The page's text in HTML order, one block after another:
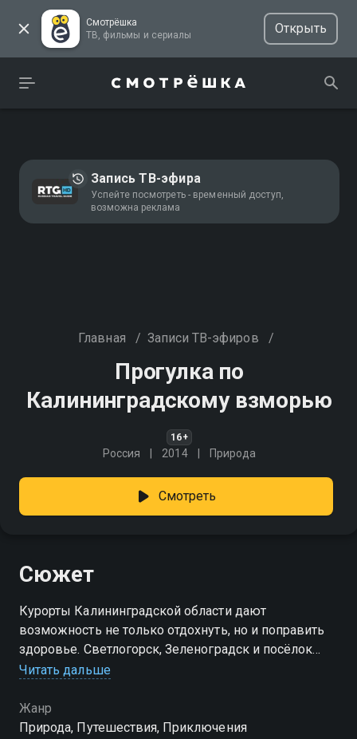
Смотрёшка
ТВ, фильмы и сериалы
Открыть
Запись ТВ-эфира
Успейте посмотреть - временный доступ,
возможна реклама
Главная / Записи ТВ-эфиров /
Прогулка по
Калининградскому взморью
16+
Россия 2014 Природа
Смотреть
Сюжет
Курорты Калининградской области дают
возможность не только отдохнуть, но и поправить
здоровье. Светлогорск, Зеленоградск и посёлок
Янтарный привлекают гостей круглый год…
Читать дальше
Жанр
Природа, Путешествия, Приключения